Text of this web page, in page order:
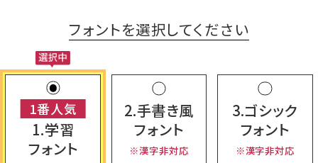
フォントを選択してください
1.学習
フォント
2.手書き風
フォント
※漢字非対応
3.ゴシック
フォント
※漢字非対応